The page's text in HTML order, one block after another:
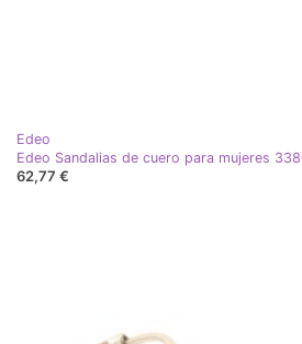
Edeo
Edeo Sandalias de cuero para mujeres
62,77 €